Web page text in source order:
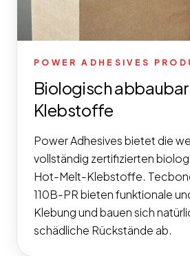
POWER ADHESIVES
Biologisch
Klebstoffe
Power Adhesives bietet die
vollständig zertifizierten
Hot-Melt-Klebstoffe.
110B-PR bieten funktionale
Klebung und bauen sich
schädliche Rückstände ab.